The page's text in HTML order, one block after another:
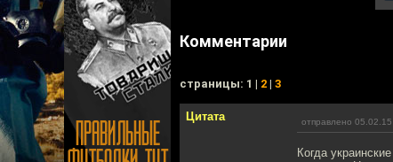
Комментарии
cтраницы: 1 | 2 | 3
Цитата отправлено
Когда